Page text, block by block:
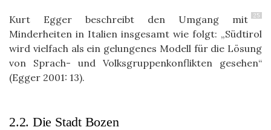
25
Kurt Egger beschreibt den Umgang mit
Minderheiten in Italien insgesamt wie folgt: „Südtirol
wird vielfach als ein gelungenes Modell für die Lösung
von Sprach- und Volksgruppenkonflikten gesehen“
(Egger 2001: 13).
2.2. Die Stadt Bozen